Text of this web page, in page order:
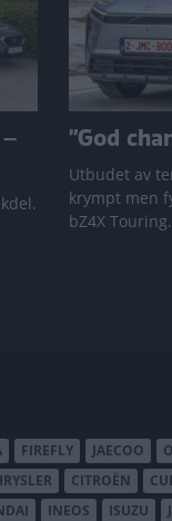
”God
Utbudet av
krympt men
bZ4X
FIREFLY JAECOO
CITROËN
INEOS ISUZU